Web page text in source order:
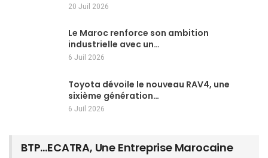
20 Juil 2026
Le Maroc renforce son ambition
industrielle avec un…
6 Juil 2026
Toyota dévoile le nouveau RAV4, une
sixième génération…
6 Juil 2026
BTP…ECATRA, Une Entreprise Marocaine